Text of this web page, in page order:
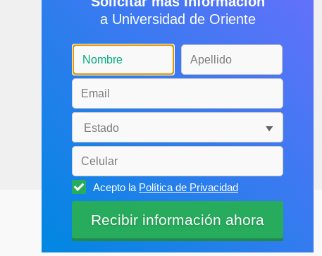
a Universidad de Oriente
Acepto la Política de Privacidad